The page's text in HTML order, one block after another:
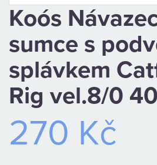
PÉČE
O
ÚLOVEK
TOP
O
Koós
sumce s
splávkem
Rig vel.8/0
270 Kč